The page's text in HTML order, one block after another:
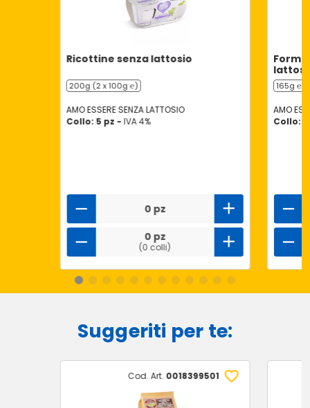
Ricottine senza lattosio
200g (2 x 100g ℮)
AMO ESSERE SENZA LATTOSIO
Collo: 5 pz - IVA 4%
0 pz
0 pz
(0 colli)
165g ℮
AMO
Collo:
Suggeriti per te:
Cod. Art. 0018399501